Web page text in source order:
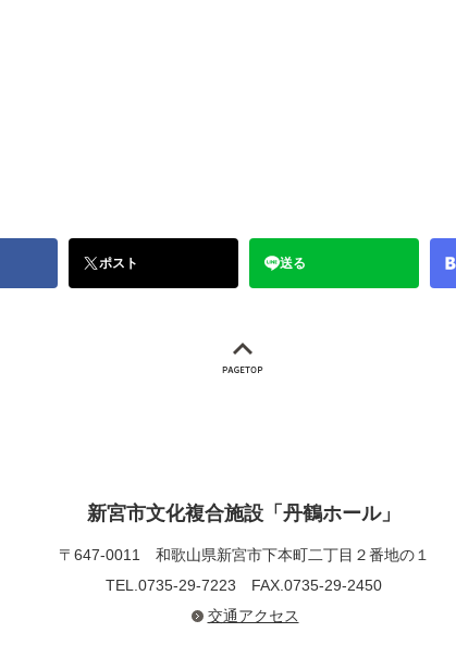
ポスト 送る
新宮市文化複合施設「丹鶴ホール」
〒647-0011 和歌山県新宮市下本町二丁目２番地の１
TEL.0735-29-7223 FAX.0735-29-2450
交通アクセス